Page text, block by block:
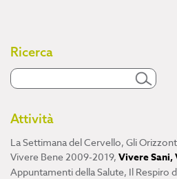
Ricerca
Attività
La Settimana del Cervello, Gli
Vivere Bene 2009-2019, Vivere Sani,
Appuntamenti della Salute, Il Respiro